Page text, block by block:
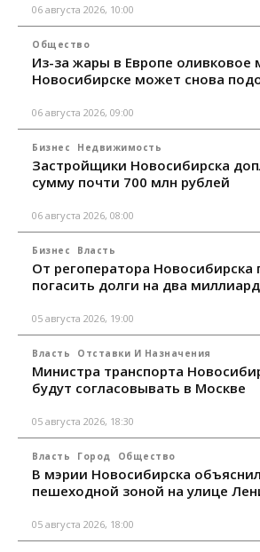
06 августа 2026, 10:00
Общество
Из-за жары в Европе оливковое
Новосибирске может снова
06 августа 2026, 09:00
Бизнес Недвижимость
Застройщики Новосибирска
сумму почти 700 млн рублей
06 августа 2026, 08:00
Бизнес Власть
От регоператора Новосибирска
погасить долги на два
05 августа 2026, 19:00
Власть Отставки И Назначения
Министра транспорта
будут согласовывать в Москве
05 августа 2026, 18:30
Власть Город Общество
В мэрии Новосибирска
пешеходной зоной на улице
05 августа 2026, 18:00